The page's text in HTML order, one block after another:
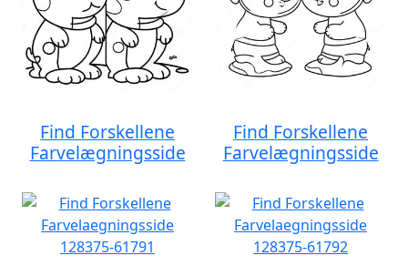
Find Forskellene
Farvelægningsside
Find Forskellene
Farvelægningsside